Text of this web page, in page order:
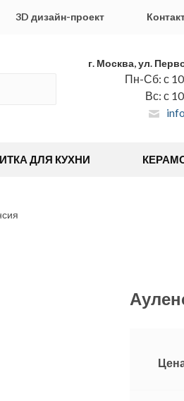
3D дизайн-проект
г. Москва, ул.
Пн-Сб: с
Вс: с
ДЛЯ КУХНИ